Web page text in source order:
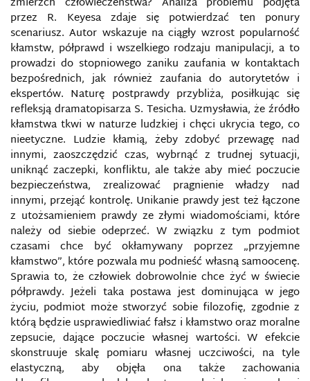
przez R. Keyesa zdaje się potwierdzać ten ponury
scenariusz. Autor wskazuje na ciągły wzrost popularność
kłamstw, półprawd i wszelkiego rodzaju manipulacji, a to
prowadzi do stopniowego zaniku zaufania w kontaktach
bezpośrednich, jak również zaufania do autorytetów i
ekspertów. Naturę postprawdy przybliża, posiłkując się
refleksją dramatopisarza S. Tesicha. Uzmysławia, że źródło
kłamstwa tkwi w naturze ludzkiej i chęci ukrycia tego, co
nieetyczne. Ludzie kłamią, żeby zdobyć przewagę nad
innymi, zaoszczędzić czas, wybrnąć z trudnej sytuacji,
uniknąć zaczepki, konfliktu, ale także aby mieć poczucie
bezpieczeństwa, zrealizować pragnienie władzy nad
innymi, przejąć kontrolę. Unikanie prawdy jest też łączone
z utożsamieniem prawdy ze złymi wiadomościami, które
należy od siebie odeprzeć. W związku z tym podmiot
czasami chce być okłamywany poprzez „przyjemne
kłamstwo”, które pozwala mu podnieść własną samoocenę.
Sprawia to, że człowiek dobrowolnie chce żyć w świecie
półprawdy. Jeżeli taka postawa jest dominująca w jego
życiu, podmiot może stworzyć sobie filozofię, zgodnie z
którą będzie usprawiedliwiać fałsz i kłamstwo oraz moralne
zepsucie, dające poczucie własnej wartości. W efekcie
skonstruuje skalę pomiaru własnej uczciwości, na tyle
elastyczną, aby objęła ona także zachowania
INSTAGRAM
INTEGRITY INITIATIVE
INTERNET I LOGIKA TEORII SPISKOWYCH
INŻYNIERIA SPOŁECZNA
ISACA
ISLAMSKI GLOBALNY FRONT MEDIALNY (GIMF)
IZRAELSKA KRAJOWA DYREKCJA CYBERNETYCZNA
IWAR
IWAR
KAMPANIE MEDIALNE NA RZECZ BEZPIECZEŃSTWA
KANAŁ NA YOUTUBIE